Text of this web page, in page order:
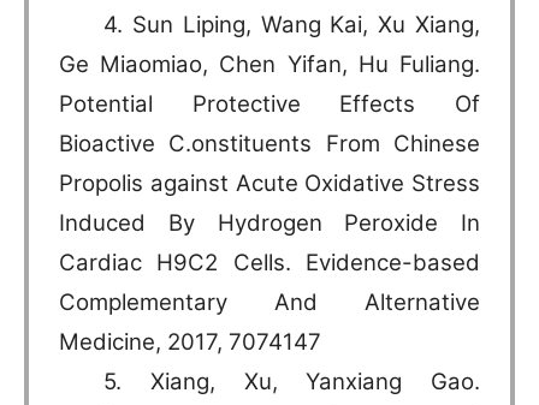
4. Sun Liping, Wang Kai, Xu Xiang,
Ge Miaomiao, Chen Yifan, Hu Fuliang.
Potential Protective Effects Of
Bioactive C.onstituents From Chinese
Propolis against Acute Oxidative Stress
Induced By Hydrogen Peroxide In
Cardiac H9C2 Cells. Evidence-based
Complementary And Alternative
Medicine, 2017, 7074147
5. Xiang, Xu, Yanxiang Gao.